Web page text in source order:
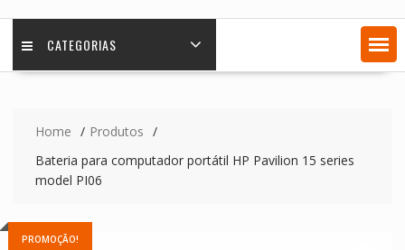
CATEGORIAS
Home
Produtos
Bateria para computador portátil HP Pavilion 15 series
model PI06
PROMOÇÃO!